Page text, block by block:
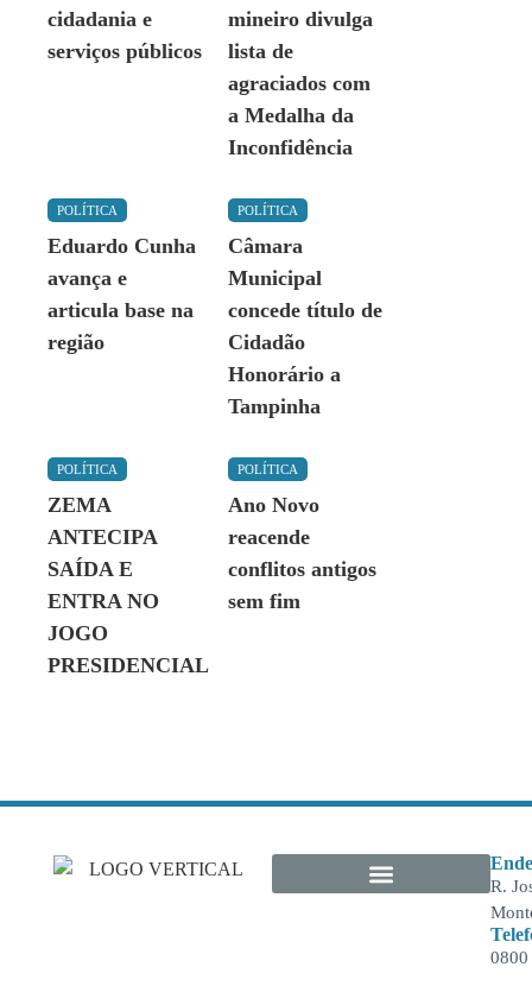
cidadania e
serviços públicos
mineiro divulga
lista de
agraciados com
a Medalha da
Inconfidência
POLÍTICA
Eduardo Cunha
avança e
articula base na
região
POLÍTICA
Câmara
Municipal
concede título de
Cidadão
Honorário a
Tampinha
POLÍTICA
ZEMA
ANTECIPA
SAÍDA E
ENTRA NO
JOGO
PRESIDENCIAL
POLÍTICA
Ano Novo
reacende
conflitos antigos
sem fim
R.
0800